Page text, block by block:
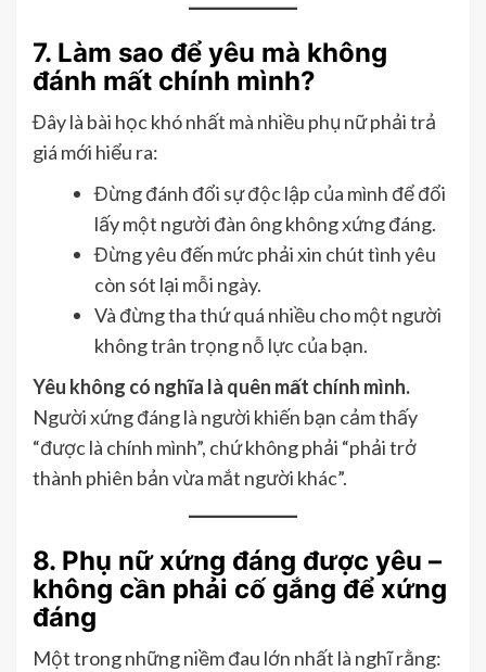
7. Làm sao để yêu mà không
đánh mất chính mình?
Đây là bài học khó nhất mà nhiều phụ nữ phải trả
giá mới hiểu ra:
Đừng đánh đổi sự độc lập của mình để đổi
lấy một người đàn ông không xứng đáng.
Đừng yêu đến mức phải xin chút tình yêu
còn sót lại mỗi ngày.
Và đừng tha thứ quá nhiều cho một người
không trân trọng nỗ lực của bạn.
Yêu không có nghĩa là quên mất chính mình.
Người xứng đáng là người khiến bạn cảm thấy
“được là chính mình”, chứ không phải “phải trở
thành phiên bản vừa mắt người khác”.
8. Phụ nữ xứng đáng được yêu –
không cần phải cố gắng để xứng
đáng
Một trong những niềm đau lớn nhất là nghĩ rằng: